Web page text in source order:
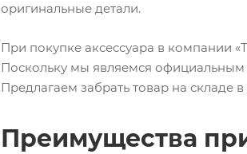
оригинальные детали.
При покупке аксессуара в компании
Поскольку мы являемся
Предлагаем забрать товар на складе
Преимущества